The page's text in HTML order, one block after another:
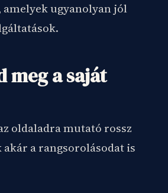
amelyek ugyanolyan jól
meg a saját
oldaladra mutató rossz
a rangsorolásodat is